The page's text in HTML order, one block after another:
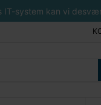
IT-system kan vi